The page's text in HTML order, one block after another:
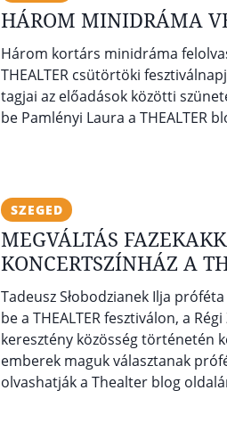
HÁROM MINIDRÁMA
Három kortárs minidráma
THEALTER csütörtöki
tagjai az előadások közötti
be Pamlényi Laura a THEALTER
SZEGED
MEGVÁLTÁS
KONCERTSZÍNHÁZ A
Tadeusz Słobodzianek Ilja
be a THEALTER fesztiválon, a
keresztény közösség történetén
emberek maguk választanak
olvashatják a Thealter blog